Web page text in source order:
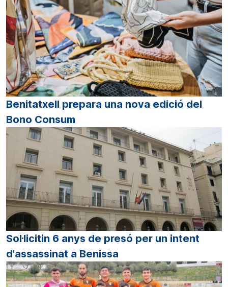
Benitatxell prepara una nova edició del
Bono Consum
Sol·licitin 6 anys de presó per un intent
d'assassinat a Benissa